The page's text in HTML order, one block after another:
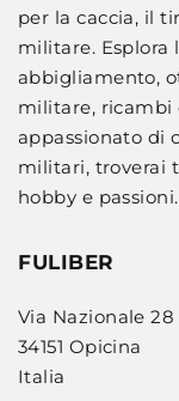
per la caccia, il
militare. Esplora
abbigliamento,
militare, ricambi
appassionato di
militari, troverai
hobby e passioni.
FULIBER
Via Nazionale 28
34151 Opicina
Italia